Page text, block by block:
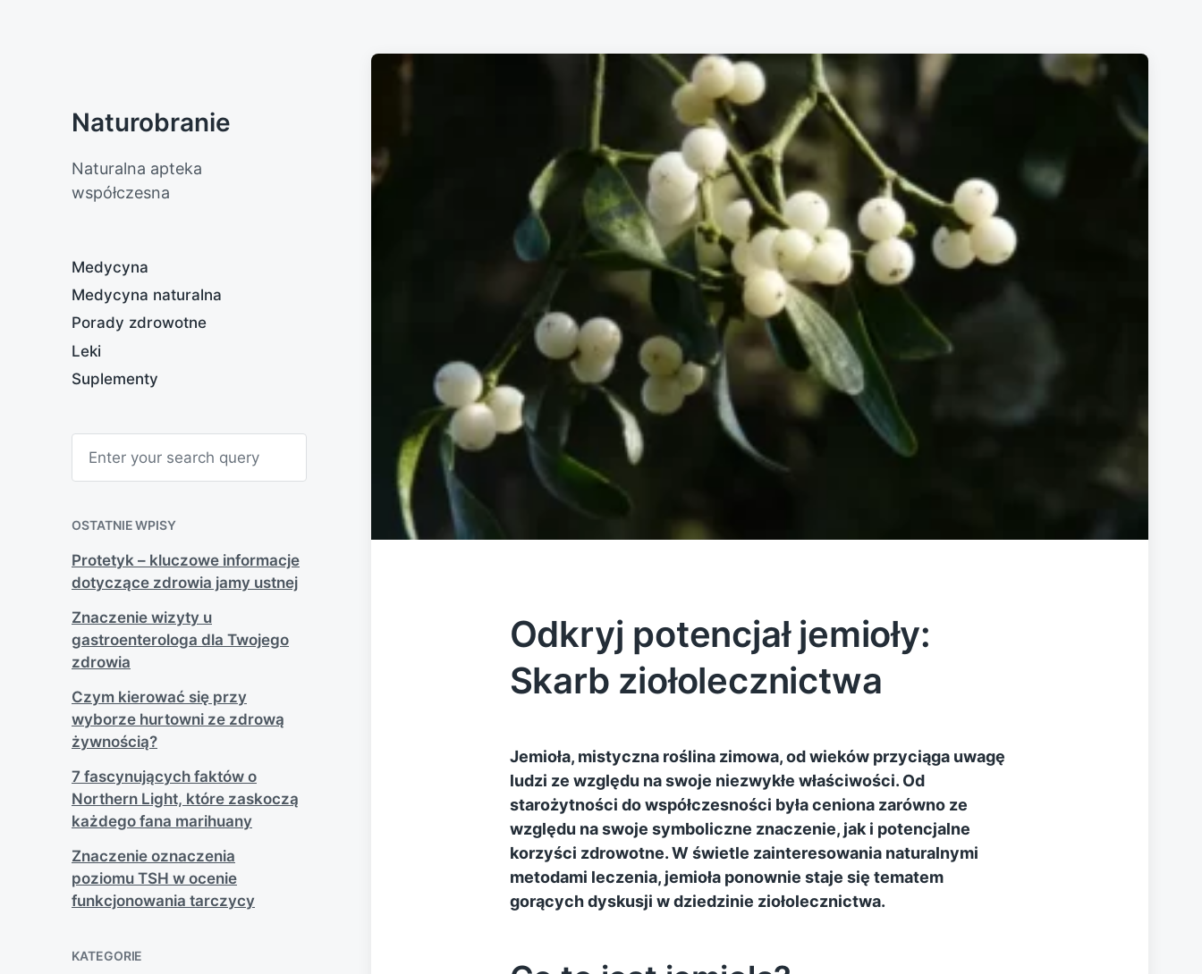
Naturobranie
Naturalna apteka
współczesna
Medycyna
Medycyna naturalna
Porady zdrowotne
Leki
Suplementy
h
OSTATNIE WPISY
Protetyk – kluczowe informacje
dotyczące zdrowia jamy ustnej
Znaczenie wizyty u
gastroenterologa dla Twojego
zdrowia
Czym kierować się przy
wyborze hurtowni ze zdrową
żywnością?
7 fascynujących faktów o
Northern Light, które zaskoczą
każdego fana marihuany
Znaczenie oznaczenia
poziomu TSH w ocenie
funkcjonowania tarczycy
KATEGORIE
Odkryj potencjał jemioły:
Skarb ziołolecznictwa
Jemioła, mistyczna roślina zimowa, od wieków przyciąga uwagę
ludzi ze względu na swoje niezwykłe właściwości. Od
starożytności do współczesności była ceniona zarówno ze
względu na swoje symboliczne znaczenie, jak i potencjalne
korzyści zdrowotne. W świetle zainteresowania naturalnymi
metodami leczenia, jemioła ponownie staje się tematem
gorących dyskusji w dziedzinie ziołolecznictwa.